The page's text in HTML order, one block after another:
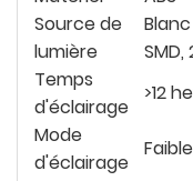
Source de
lumière
SMD,
Temps
d'éclairage
>12
Mode
d'éclairage